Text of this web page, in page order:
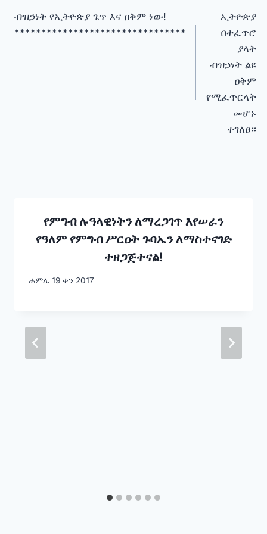
navigation
ብዝኃነት የኢትዮጵያ ጌጥ እና ዐቅም ነው!
********************************
ኢትዮጵያ
በተፈጥሮ
ያላት
ብዝኃነት ልዩ
ዐቅም
የሚፈጥርላት
መሆኑ
ተገለፀ።
የምግብ ሉዓላዊነትን ለማረጋገጥ እየሠራን
የዓለም የምግብ ሥርዐት ጉባኤን ለማስተናገድ
ተዘጋጅተናል!
ሐምሌ 19 ቀን 2017